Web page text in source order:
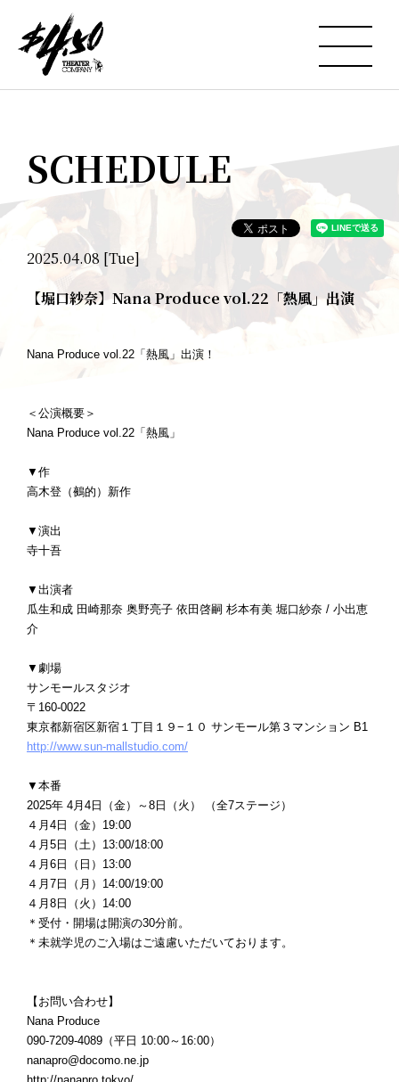
SCHEDULE
2025.04.08 [Tue]
【堀口紗奈】Nana Produce vol.22「熱風」出演
Nana Produce vol.22「熱風」出演！
＜公演概要＞
Nana Produce vol.22「熱風」
▼作
高木登（鵺的）新作
▼演出
寺十吾
▼出演者
瓜生和成 田崎那奈 奥野亮子 依田啓嗣 杉本有美 堀口紗奈 / 小出恵
介
▼劇場
サンモールスタジオ
〒160-0022
東京都新宿区新宿１丁目１９−１０ サンモール第３マンション B1
http://www.sun-mallstudio.com/
▼本番
2025年 4月4日（金）～8日（火） （全7ステージ）
４月4日（金）19:00
４月5日（土）13:00/18:00
４月6日（日）13:00
４月7日（月）14:00/19:00
４月8日（火）14:00
＊受付・開場は開演の30分前。
＊未就学児のご入場はご遠慮いただいております。
【お問い合わせ】
Nana Produce
090-7209-4089（平日 10:00～16:00）
nanapro@docomo.ne.jp